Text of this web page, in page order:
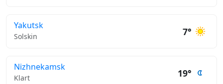
Yakutsk
Solskin 7°
Nizhnekamsk
Klart 19°